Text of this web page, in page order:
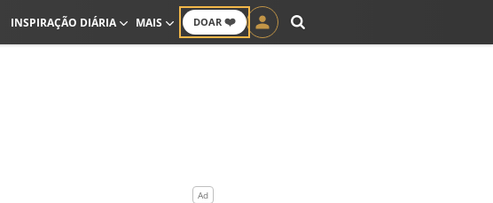
DOAR ❤️
INSPIRAÇÃO DIÁRIA MAIS